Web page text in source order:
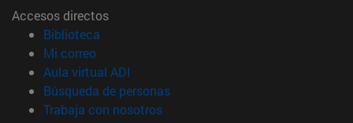
Accesos directos
Biblioteca
Mi correo(abre en nueva ventana)
Aula virtual ADI
Búsqueda de personas(abre en nueva ventana)
Trabaja con nosotros(abre en nueva ventana)